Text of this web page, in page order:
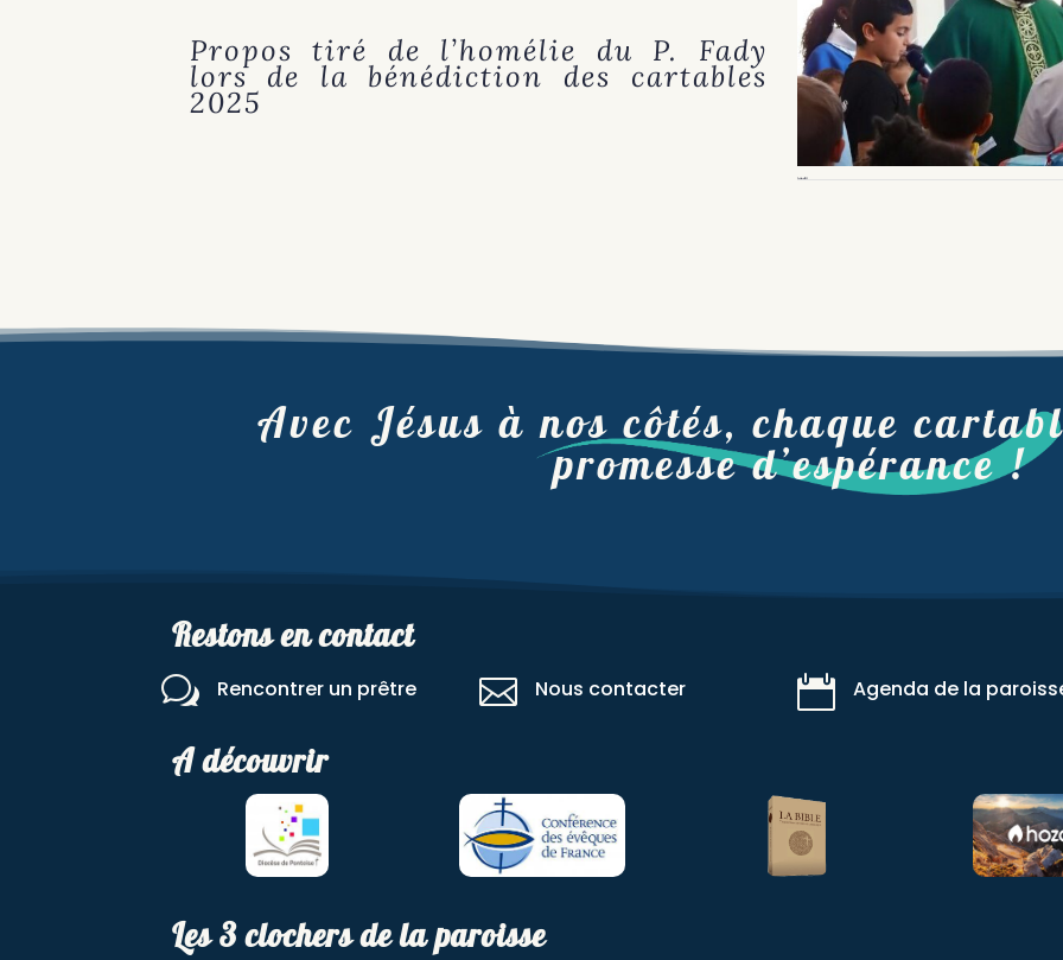
Propos tiré de l’homélie du P. Fady
lors de la bénédiction des cartables
2025
Avec Jésus à nos côtés, chaque
promesse d’espérance !
Restons en contact
w Rencontrer un prêtre  Nous contacter  Agenda de la
A découvrir
Les 3 clochers de la paroisse